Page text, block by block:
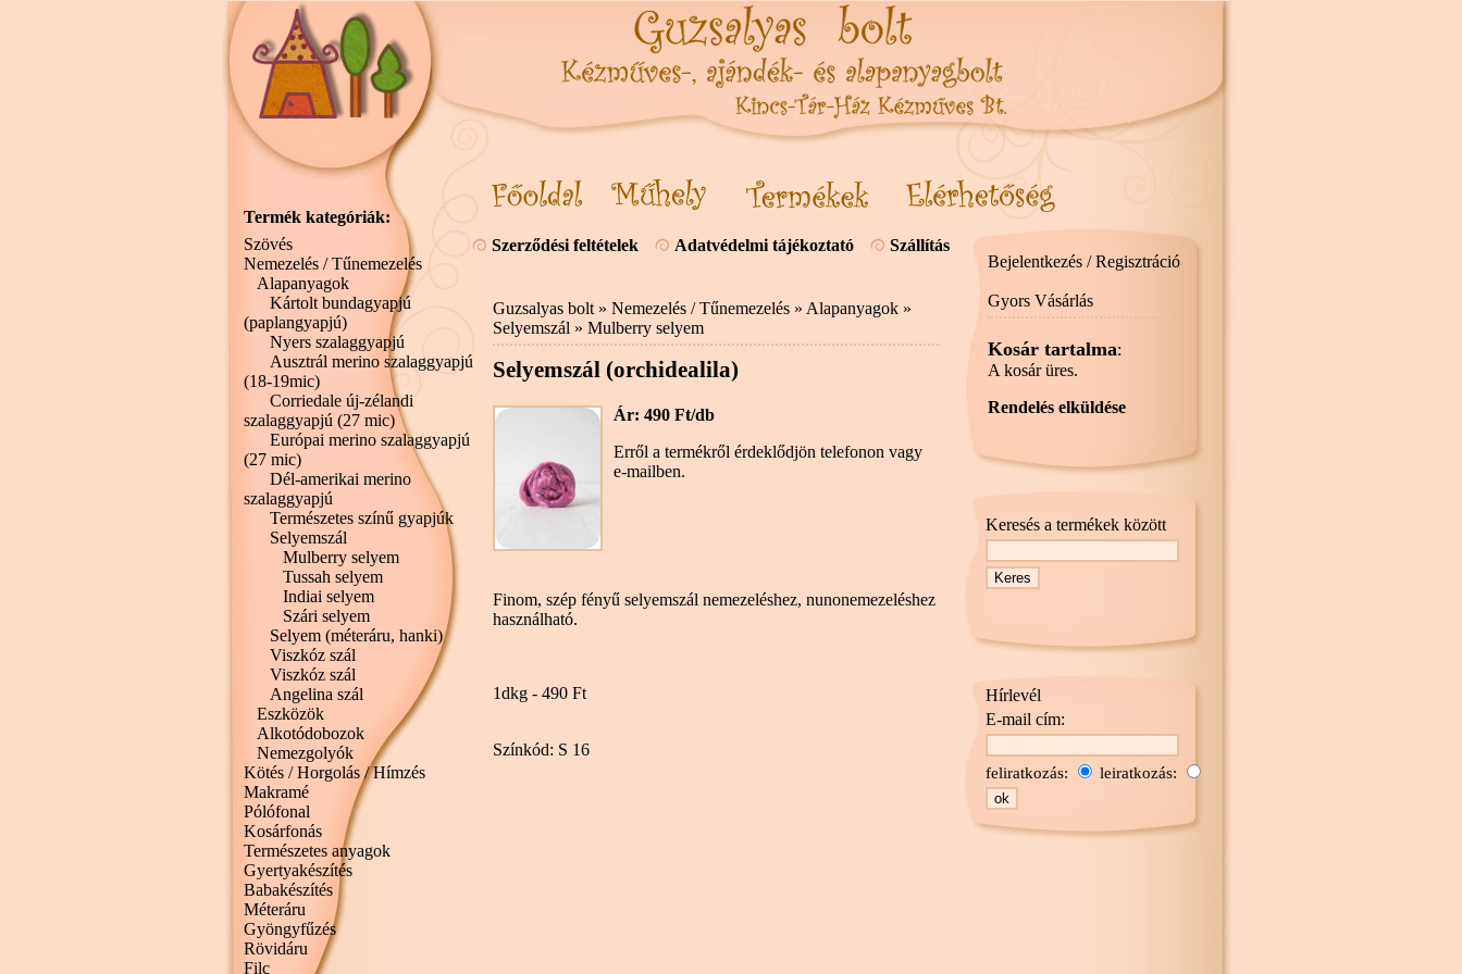
Szerződési feltételek Adatvédelmi tájékoztató Szállítás
Guzsalyas bolt » Nemezelés / Tűnemezelés » Alapanyagok »
Selyemszál » Mulberry selyem
Selyemszál (orchidealila)
Ár: 490 Ft/db
Erről a termékről érdeklődjön telefonon vagy
e-mailben.
Finom, szép fényű selyemszál nemezeléshez, nunonemezeléshez
használható.
1dkg - 490 Ft
Színkód: S 16
Bejelentkezés / Regisztráció
Gyors Vásárlás
Kosár tartalma:
A kosár üres.
Rendelés elküldése
Keresés a termékek között
Hírlevél
E-mail cím:
feliratkozás: leiratkozás:
Termék kategóriák:
Szövés
Nemezelés / Tűnemezelés
Alapanyagok
Kártolt bundagyapjú
(paplangyapjú)
Nyers szalaggyapjú
Ausztrál merino szalaggyapjú
(18-19mic)
Corriedale új-zélandi
szalaggyapjú (27 mic)
Európai merino szalaggyapjú
(27 mic)
Dél-amerikai merino
szalaggyapjú
Természetes színű gyapjúk
Selyemszál
Mulberry selyem
Tussah selyem
Indiai selyem
Szári selyem
Selyem (méteráru, hanki)
Viszkóz szál
Viszkóz szál
Angelina szál
Eszközök
Alkotódobozok
Nemezgolyók
Kötés / Horgolás / Hímzés
Makramé
Pólófonal
Kosárfonás
Természetes anyagok
Gyertyakészítés
Babakészítés
Méteráru
Gyöngyfűzés
Rövidáru
Filc